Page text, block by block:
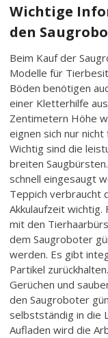
Wichtige
den
Beim Kauf der
Modelle für
Böden benötigen
einer Kletterhilfe
Zentimetern Höhe
eignen sich nur
Wichtig sind die
breiten
schnell eingesaugt
Teppich verbraucht
Akkulaufzeit
mit den
dem Saugroboter
werden. Es gibt
Partikel
Gerüchen und
den Saugroboter
selbstständig in die
Aufladen wird die